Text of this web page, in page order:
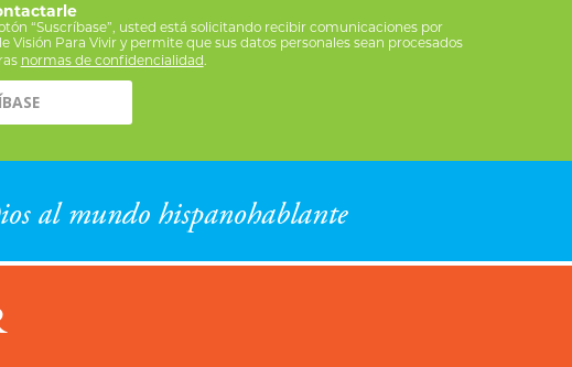
“Suscríbase”, usted está solicitando recibir comunicaciones por
Visión Para Vivir y permite que sus datos personales sean procesados
normas de confidencialidad.